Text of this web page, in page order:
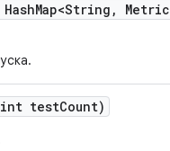
HashMap<String , Metric
int testCount)